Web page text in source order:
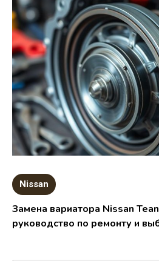
Nissan
Замена вариатора Nissan
руководство по ремонту и